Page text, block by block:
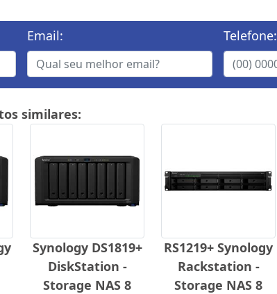
Email: Telefone:
similares:
Synology DS1819+
DiskStation -
Storage NAS 8
RS1219+ Synology
Rackstation -
Storage NAS 8